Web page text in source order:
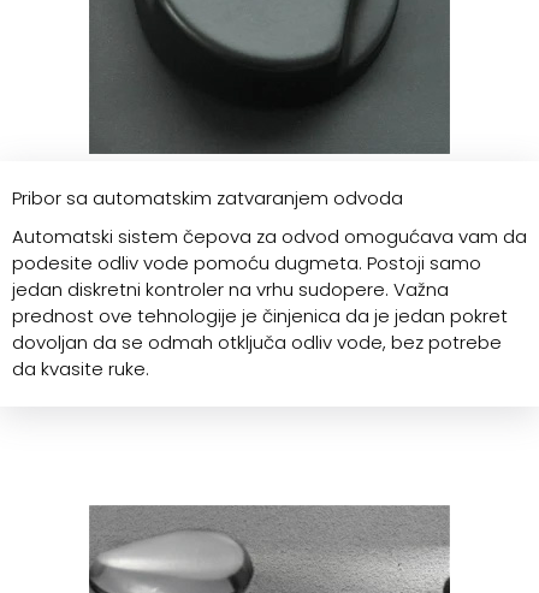
Pribor sa automatskim zatvaranjem odvoda
Automatski sistem čepova za odvod omogućava vam da
podesite odliv vode pomoću dugmeta. Postoji samo
jedan diskretni kontroler na vrhu sudopere. Važna
prednost ove tehnologije je činjenica da je jedan pokret
dovoljan da se odmah otključa odliv vode, bez potrebe
da kvasite ruke.